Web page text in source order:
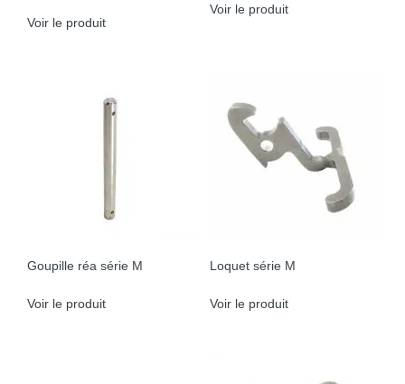
Voir le produit
Voir le produit
Goupille réa série M
Voir le produit
Loquet série M
Voir le produit